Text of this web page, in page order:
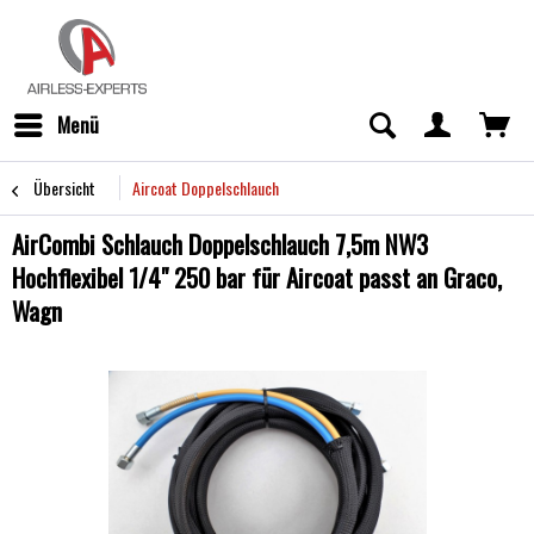
Menü
Übersicht Aircoat Doppelschlauch
AirCombi Schlauch Doppelschlauch 7,5m NW3
Hochflexibel 1/4" 250 bar für Aircoat passt an Graco,
Wagn